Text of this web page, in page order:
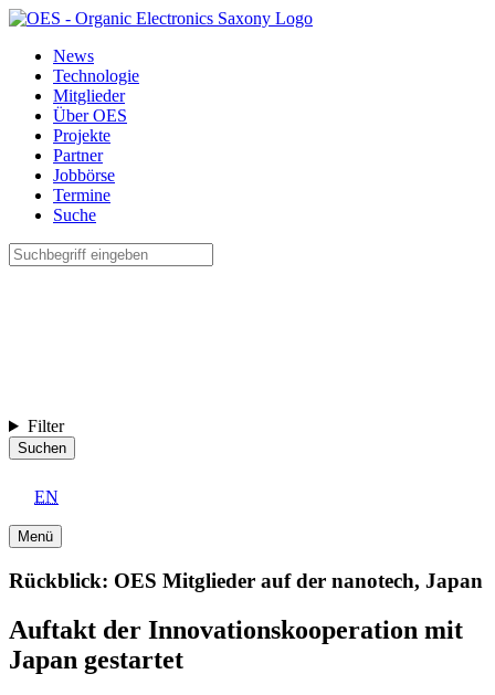
News
Technologie
Mitglieder
Über OES
Projekte
Partner
Jobbörse
Termine
Suche
Filter
Suchen
EN
Menü
Rückblick: OES Mitglieder auf der nanotech, Japan
Auftakt der Innovationskooperation mit
Japan gestartet